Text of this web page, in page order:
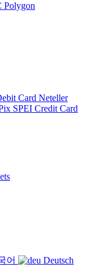
Polygon
Card Neteller
SPEI Credit Card
어
Deutsch